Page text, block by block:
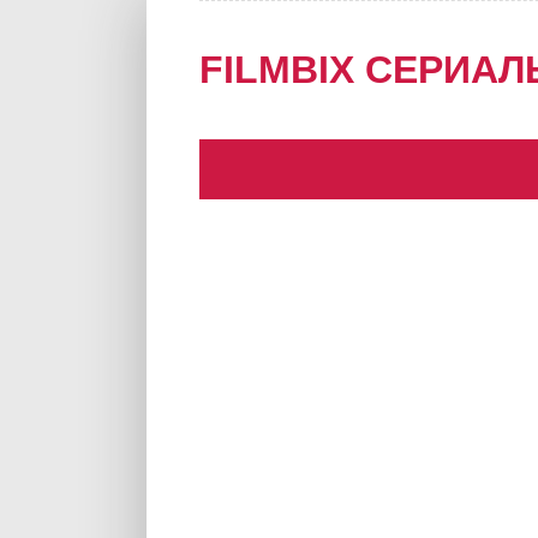
FILMBIX